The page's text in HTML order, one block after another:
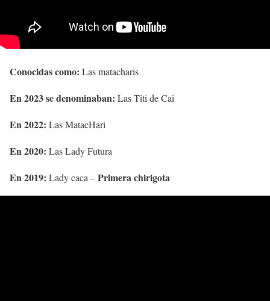
Conocidas como: Las matacharis
En 2023 se denominaban: Las Titi de Cai
En 2022: Las MatacHari
En 2020: Las Lady Futura
En 2019: Lady caca –Primera chirigota